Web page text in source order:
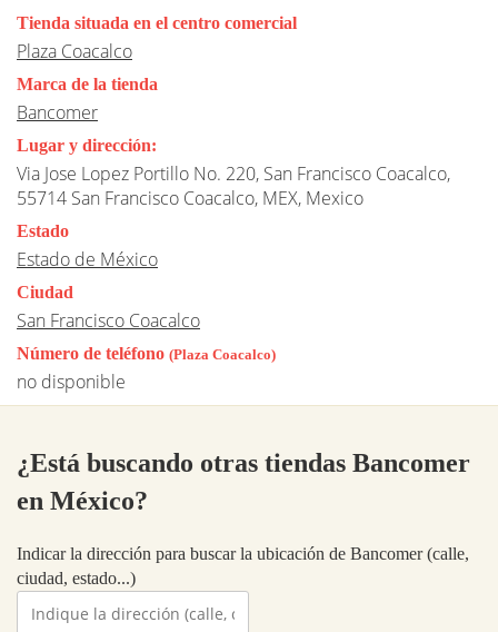
Tienda situada en el centro comercial
Plaza Coacalco
Marca de la tienda
Bancomer
Lugar y dirección:
Via Jose Lopez Portillo No. 220, San Francisco Coacalco,
55714 San Francisco Coacalco, MEX, Mexico
Estado
Estado de México
Ciudad
San Francisco Coacalco
Número de teléfono (Plaza Coacalco)
no disponible
¿Está buscando otras tiendas Bancomer
en México?
Indicar la dirección para buscar la ubicación de Bancomer (calle,
ciudad, estado...)